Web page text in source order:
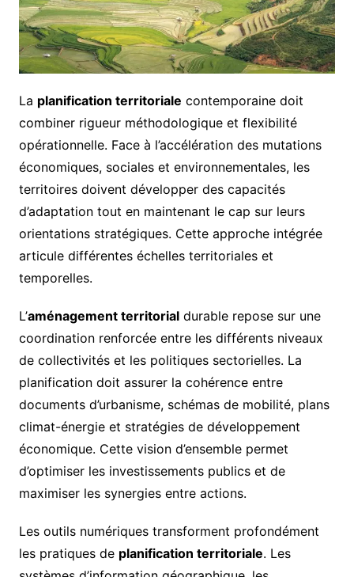
La planification territoriale contemporaine doit
combiner rigueur méthodologique et flexibilité
opérationnelle. Face à l’accélération des mutations
économiques, sociales et environnementales, les
territoires doivent développer des capacités
d’adaptation tout en maintenant le cap sur leurs
orientations stratégiques. Cette approche intégrée
articule différentes échelles territoriales et
temporelles.
L’aménagement territorialdurable repose sur une
coordination renforcée entre les différents niveaux
de collectivités et les politiques sectorielles. La
planification doit assurer la cohérence entre
documents d’urbanisme, schémas de mobilité, plans
climat-énergie et stratégies de développement
économique. Cette vision d’ensemble permet
d’optimiser les investissements publics et de
maximiser les synergies entre actions.
Les outils numériques transforment profondément
les pratiques de planification territoriale. Les